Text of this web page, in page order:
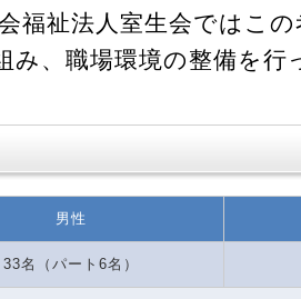
福祉法人室生会ではこ
み、職場環境の整備を行
男性
33名（パート6名）